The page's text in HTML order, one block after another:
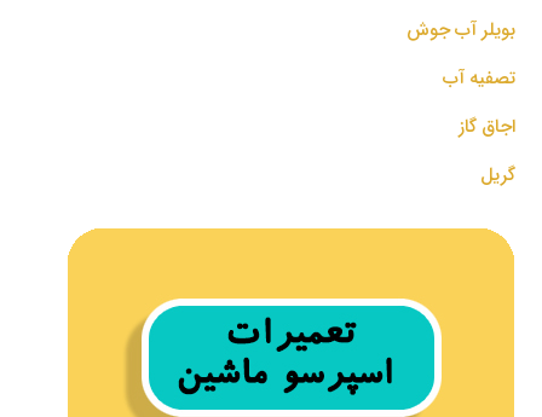
بویلر آب جوش
تصفیه آب
اجاق گاز
گریل